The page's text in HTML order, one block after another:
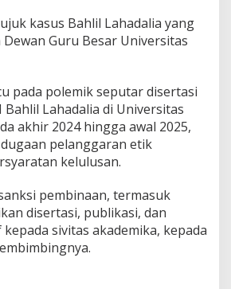
h
l
kasus Bahlil Lahadalia yang
Guru Besar Universitas
pada polemik seputar disertasi
Bahlil Lahadalia di Universitas
akhir 2024 hingga awal 2025,
pelanggaran etik
kelulusan.
pembinaan, termasuk
disertasi, publikasi, dan
sivitas akademika, kepada